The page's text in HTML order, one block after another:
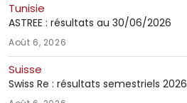
Tunisie
ASTREE : résultats au 30/06/2026
Août 6, 2026
Suisse
Swiss Re : résultats semestriels 2026